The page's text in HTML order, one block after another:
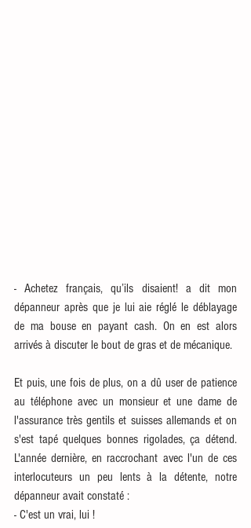
- Achetez français, qu’ils disaient! a dit mon
dépanneur après que je lui aie réglé le déblayage
de ma bouse en payant cash. On en est alors
arrivés à discuter le bout de gras et de mécanique.
Et puis, une fois de plus, on a dû user de patience
au téléphone avec un monsieur et une dame de
l'assurance très gentils et suisses allemands et on
s'est tapé quelques bonnes rigolades, ça détend.
L'année dernière, en raccrochant avec l'un de ces
interlocuteurs un peu lents à la détente, notre
dépanneur avait constaté :
- C'est un vrai, lui !